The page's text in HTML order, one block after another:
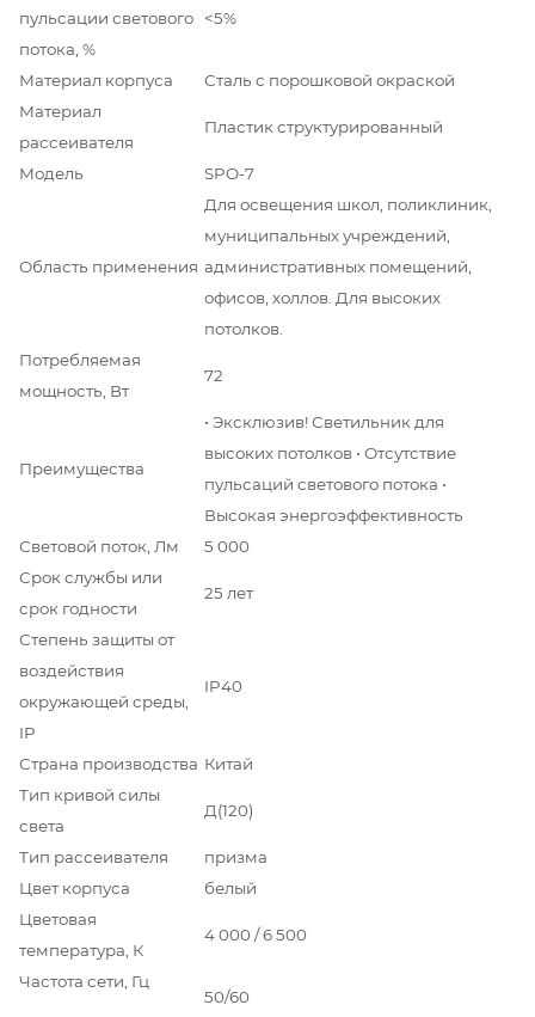
пульсации светового
потока, %
<5%
Материал корпуса
Сталь с порошковой окраской
Материал
рассеивателя
Пластик структурированный
Модель SPO-7
Область применения
Для освещения школ, поликлиник,
муниципальных учреждений,
административных помещений,
офисов, холлов. Для высоких
потолков.
Потребляемая
мощность, Вт
72
Преимущества
• Эксклюзив! Светильник для
высоких потолков • Отсутствие
пульсаций светового потока •
Высокая энергоэффективность
Световой поток, Лм
5 000
Срок службы или
срок годности
25 лет
Степень защиты от
воздействия
окружающей среды,
IP
IP40
Страна производства Китай
Тип кривой силы
света
Д(120)
Тип рассеивателя
призма
Цвет корпуса
белый
Цветовая
температура, К
4 000 / 6 500
Частота сети, Гц
50/60